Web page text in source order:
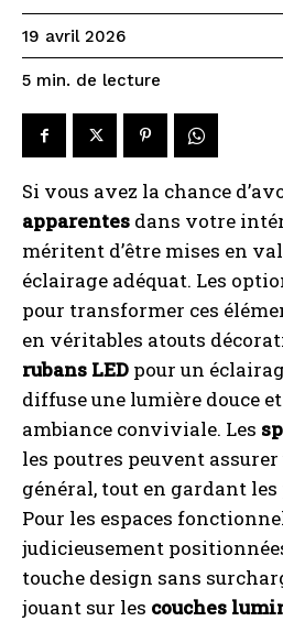
19 avril 2026
5 min. de lecture
Si vous avez la chance
apparentes dans votre
méritent d’être mises en
éclairage adéquat. Les
pour transformer ces
en véritables atouts
rubans LED pour un
diffuse une lumière douce
ambiance conviviale. Les
les poutres peuvent
général, tout en gardant
Pour les espaces
judicieusement
touche design sans
jouant sur les couches